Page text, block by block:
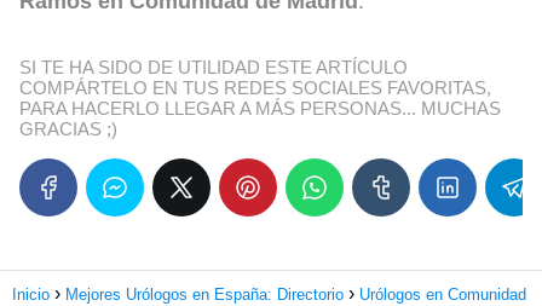
SI TE HA SIDO DE UTILIDAD ESTE ARTÍCULO
COMPÁRTELO EN TUS REDES SOCIALES FAVORITAS,
PARA HACERLO LLEGAR A MÁS PERSONAS... MUCHAS
GRACIAS ;)
Inicio Mejores Urólogos en España: Directorio
Urólogos en Comunidad